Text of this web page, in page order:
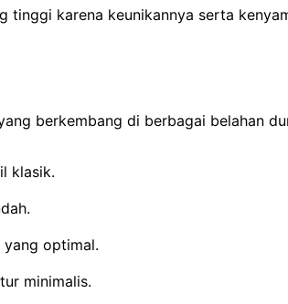
karena keunikannya serta
berkembang di berbagai belahan
klasik.
optimal.
minimalis.